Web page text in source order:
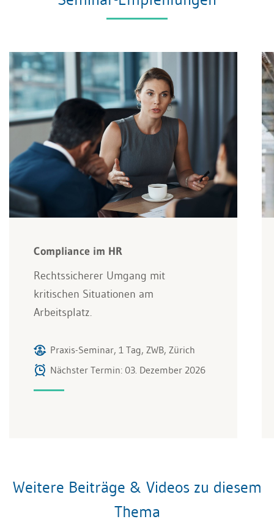
Compliance im HR
Rechtssicherer Umgang mit
kritischen Situationen am
Arbeitsplatz.
Praxis-Seminar, 1 Tag, ZWB, Zürich
Nächster Termin: 03. Dezember 2026
Weitere Beiträge & Videos zu diesem
Thema